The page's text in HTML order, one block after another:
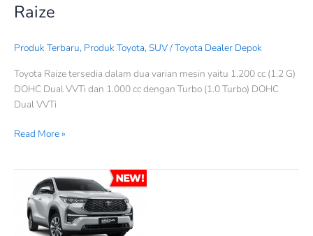
Raize
Produk Terbaru, Produk Toyota, SUV/Toyota Dealer Depok
Toyota Raize tersedia dalam dua varian mesin yaitu 1.200 cc (1.2 G)
DOHC Dual VVTi dan 1.000 cc dengan Turbo (1.0 Turbo) DOHC
Dual VVTi
Read More »
Zenix